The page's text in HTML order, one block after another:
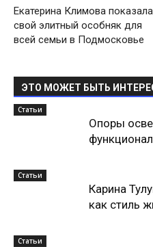
Екатерина Климова показала
свой элитный особняк для
всей семьи в Подмосковье
ЭТО МОЖЕТ БЫТЬ
Статьи
Опоры
Статьи
Карина
как стиль
Статьи